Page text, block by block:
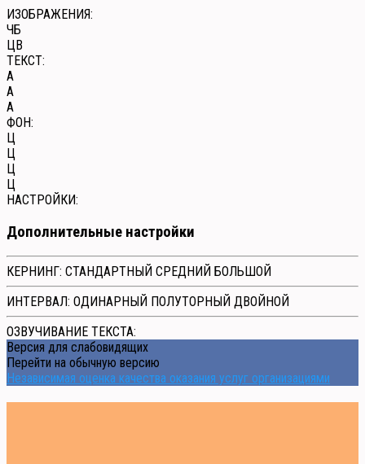
ИЗОБРАЖЕНИЯ:
ЧБ
ЦВ
ТЕКСТ:
A
A
A
ФОН:
Ц
Ц
Ц
Ц
НАСТРОЙКИ:
Дополнительные настройки
КЕРНИНГ: СТАНДАРТНЫЙ СРЕДНИЙ БОЛЬШОЙ
ИНТЕРВАЛ: ОДИНАРНЫЙ ПОЛУТОРНЫЙ ДВОЙНОЙ
ОЗВУЧИВАНИЕ ТЕКСТА:
Версия для слабовидящих
Перейти на обычную версию
Независимая оценка качества оказания услуг организациями